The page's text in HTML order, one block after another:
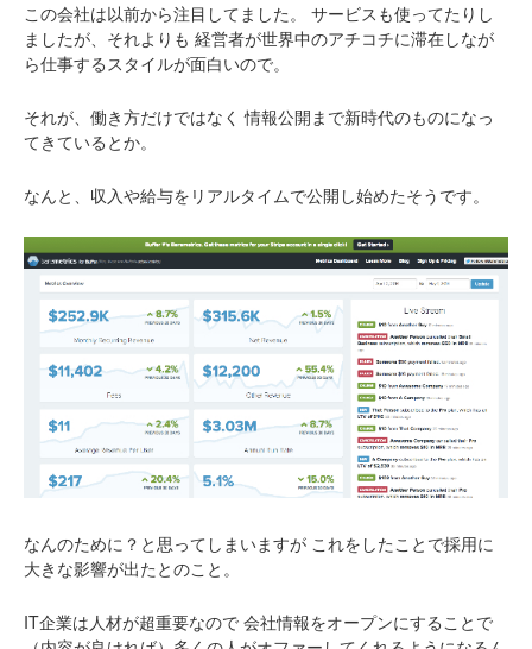
この会社は以前から注目してました。
サービスも使ってたりし
ましたが、それよりも 経営者が世界中のアチコチに滞在しなが
ら仕事するスタイルが面白いので。
それが、働き方だけではなく 情報公開まで新時代のものになっ
てきているとか。
なんと、収入や給与をリアルタイムで公開し始めたそうです。
なんのために？と思ってしまいますが これをしたことで採用に
大きな影響が出たとのこと。
IT企業は人材が超重要なので 会社情報をオープンにすることで